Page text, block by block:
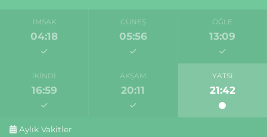
İMSAK
04:18
GÜNEŞ
05:56
ÖĞLE
13:09
İKINDI
16:59
AKŞAM
20:11
YATSI
21:42
Aylık Vakitler